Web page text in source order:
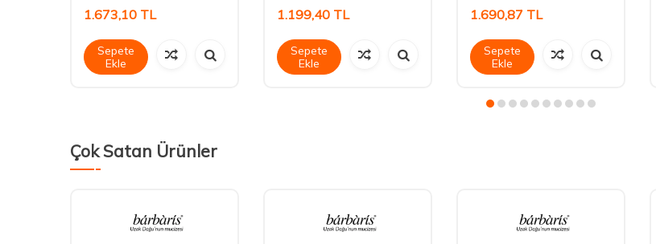
1.673,10 TL
Sepete
Ekle
1.199,40 TL
Sepete
Ekle
1.690,87 TL
Sepete
Ekle
Çok Satan Ürünler